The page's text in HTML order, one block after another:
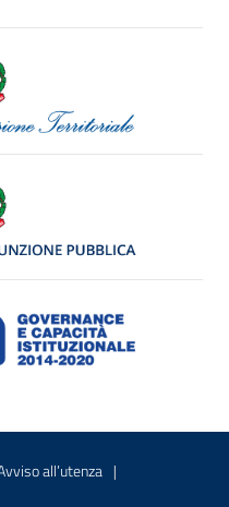
interno - Apre in una nuova
all’utenza Sito interno -